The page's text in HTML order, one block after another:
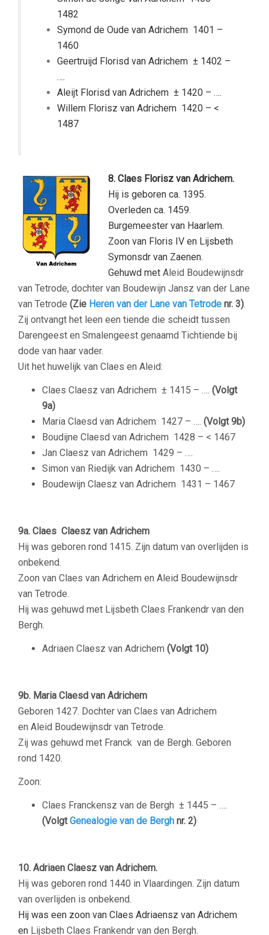
1482
Symond de Oude van Adrichem 1401 –
1460
Geertruijd Florisd van Adrichem ± 1402 –
….
Aleijt Florisd van Adrichem ± 1420 – ….
Willem Florisz van Adrichem 1420 – <
1487
8. Claes Florisz van Adrichem.
Hij is geboren ca. 1395.
Overleden ca. 1459.
Burgemeester van Haarlem.
Zoon van Floris IV en Lijsbeth
Symonsdr van Zaenen.
Gehuwd met Aleid Boudewijnsdr
van Tetrode, dochter van Boudewijn Jansz van der Lane
van Tetrode (Zie Heren van der Lane van Tetrode nr. 3).
Zij ontvangt het leen een tiende die scheidt tussen
Darengeest en Smalengeest genaamd Tichtiende bij
dode van haar vader.
Uit het huwelijk van Claes en Aleid:
Claes Claesz van Adrichem ± 1415 – …. (Volgt
9a)
Maria Claesd van Adrichem 1427 – …. (Volgt 9b)
Boudijne Claesd van Adrichem 1428 – < 1467
Jan Claesz van Adrichem 1429 – ….
Simon van Riedijk van Adrichem 1430 – ….
Boudewijn Claesz van Adrichem 1431 – 1467
9a. Claes Claesz van Adrichem
Hij was geboren rond 1415. Zijn datum van overlijden is
onbekend.
Zoon van Claes van Adrichem en Aleid Boudewijnsdr
van Tetrode.
Hij was gehuwd met Lijsbeth Claes Frankendr van den
Bergh.
Adriaen Claesz van Adrichem (Volgt 10)
9b. Maria Claesd van Adrichem
Geboren 1427. Dochter van Claes van Adrichem
en Aleid Boudewijnsdr van Tetrode.
Zij was gehuwd met Franck van de Bergh. Geboren
rond 1420.
Zoon:
Claes Franckensz van de Bergh ± 1445 – ….
(VolgtGenealogie van de Bergh nr. 2)
10. Adriaen Claesz van Adrichem.
Hij was geboren rond 1440 in Vlaardingen. Zijn datum
van overlijden is onbekend.
Hij was een zoon van Claes Adriaensz van Adrichem
en Lijsbeth Claes Frankendr van den Bergh.